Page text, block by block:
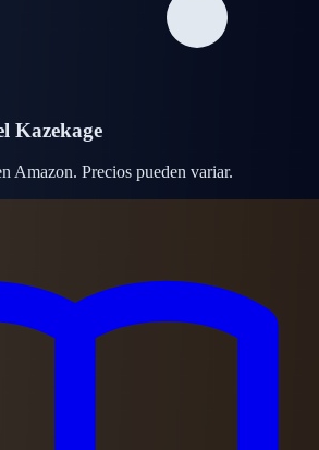
Kazekage
Amazon. Precios pueden variar.